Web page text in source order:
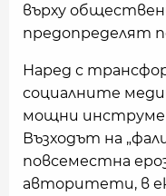
върху
предопределят
Наред с
социалните
мощни
Възходът на
повсеместна
авторитети, в